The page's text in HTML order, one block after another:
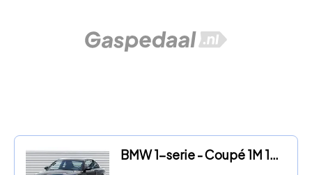
BMW 1-serie - Coupé 1M 19.603Km / original paint